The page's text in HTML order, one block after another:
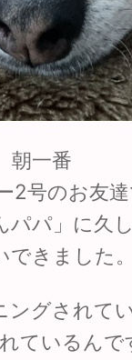
朝一番
2号のお友
パパ」に久
できました。
グされて
ているんで